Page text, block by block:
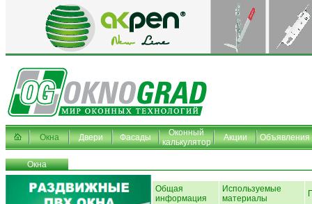
Окна Двери Фасады
Оконный
калькулятор
Акции Объявления
Окна
Общая
информация
Используемые
материалы